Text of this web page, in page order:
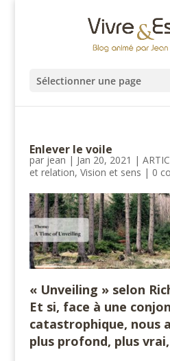
Sélectionner une page
Enlever le voile
par jean | Jan 20, 2021 |
et relation, Vision et sens | 0
« Unveiling » selon
Et si, face à une
catastrophique, nous
plus profond, plus